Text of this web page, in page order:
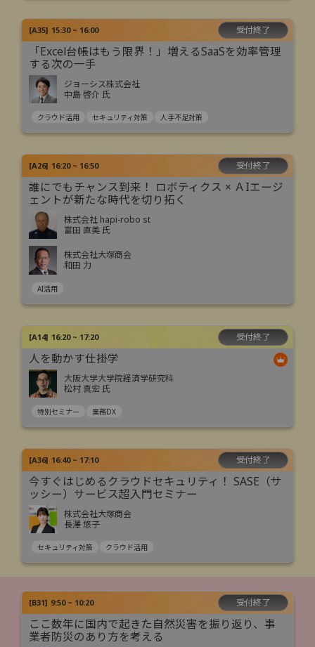
[A35] 15:30 ~ 16:00 受付終了
「Excel台帳はもう限界！」増えるSaaSを効率管理
する次の一手
ジョーシス株式会社
中島 啓介 氏
クラウド活用 セキュリティ対策 人手不足対策
[A26] 16:20 ~ 16:50 受付終了
誰にでもチャンス到来！ ロボティクス × ＡIエージ
ェントが新たな時代を切り拓く
株式会社 hapi-robo st
富田 直美 氏
株式会社大塚商会
和田 力
AI活用
[A14] 16:20 ~ 17:20 受付終了
人を動かす仕掛学
大阪大学大学院経済学研究科
松村 真宏 氏
特別セミナー 業務DX
[A36] 16:40 ~ 17:10 受付終了
今すぐはじめるクラウドセキュリティ！ SASE（サ
ッシー）サービス超入門セミナー
株式会社大塚商会
長澤 悠子
セキュリティ対策 クラウド活用
[B31] 9:50 ~ 10:20 受付終了
ここ数年に国内で起きた自然災害を振り返り、事
業者防災のあり方を考える